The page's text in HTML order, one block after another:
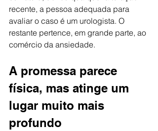
recente, a pessoa adequada para
avaliar o caso é um urologista. O
restante pertence, em grande parte, ao
comércio da ansiedade.
A promessa parece
física, mas atinge um
lugar muito mais
profundo